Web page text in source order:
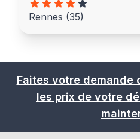
Rennes (35)
Faites votre demande
les prix de votre